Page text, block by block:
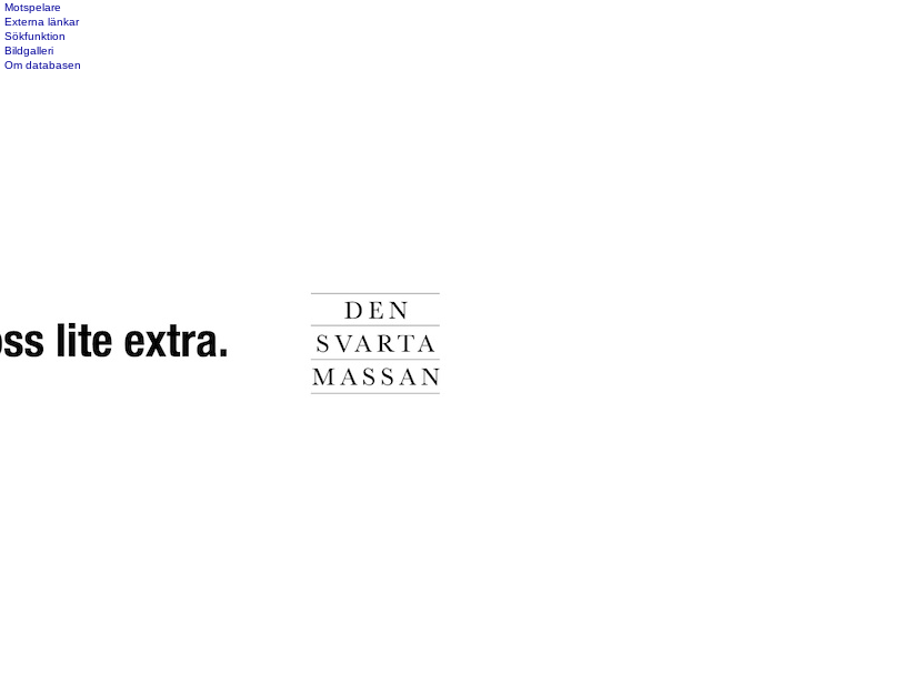
Motspelare
Externa länkar
Sökfunktion
Bildgalleri
Om databasen